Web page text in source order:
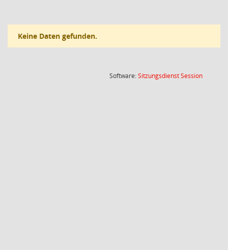
Keine Daten gefunden.
Software:SitzungsdienstSession(Wird in